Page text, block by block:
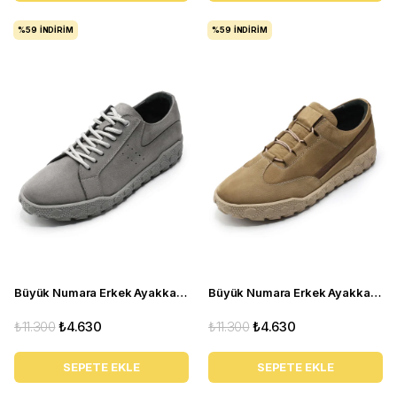
Büyük Numara Erkek Ayakkabı GOM8013 GRİ
₺4.630
₺11.300
SEPETE EKLE
%59 İNDIRIM
Büyük Numara Erkek Ayakkabı GOM2073 Kum
₺4.630
₺11.300
SEPETE EKLE
%59 İNDIRIM